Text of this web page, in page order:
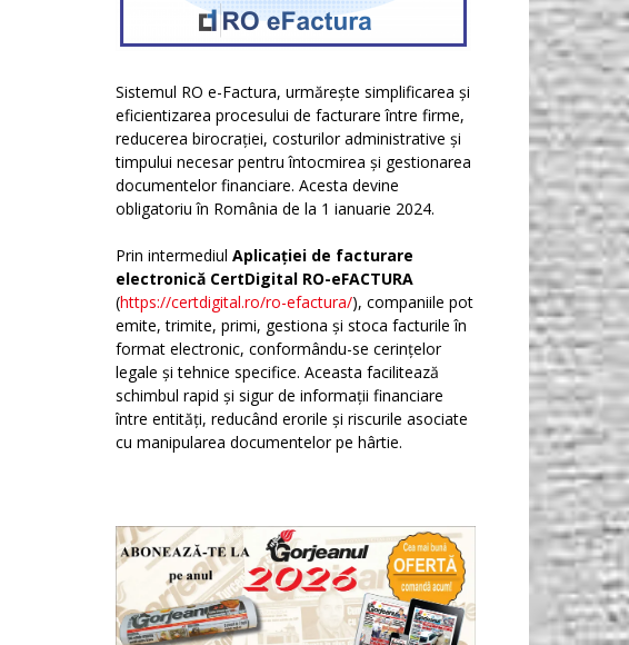
Sistemul RO e-Factura, urmărește simplificarea și
eficientizarea procesului de facturare între firme,
reducerea birocrației, costurilor administrative și
timpului necesar pentru întocmirea și gestionarea
documentelor financiare. Acesta devine
obligatoriu în România de la 1 ianuarie 2024.
Prin intermediul Aplicației de facturare
electronică CertDigital RO-eFACTURA
(https://certdigital.ro/ro-efactura/), companiile pot
emite, trimite, primi, gestiona și stoca facturile în
format electronic, conformându-se cerințelor
legale și tehnice specifice. Aceasta facilitează
schimbul rapid și sigur de informații financiare
între entități, reducând erorile și riscurile asociate
cu manipularea documentelor pe hârtie.